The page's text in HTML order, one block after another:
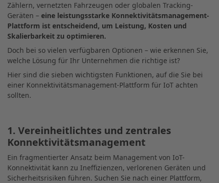
Zählern, vernetzten Fahrzeugen oder globalen Tracking-
Geräten – eine leistungsstarke Konnektivitätsmanagement-
Plattform ist entscheidend, um Leistung, Kosten und
Skalierbarkeit zu optimieren.
Doch bei so vielen verfügbaren Optionen – wie erkennen Sie,
welche Lösung für Ihr Unternehmen die richtige ist?
Hier sind die sieben wichtigsten Funktionen, auf die Sie bei
einer Konnektivitätsmanagement-Plattform für IoT achten
sollten.
1. Vereinheitlichtes und zentrales
Konnektivitätsmanagement
Ein fragmentierter Ansatz beim Management von IoT-
Konnektivität kann zu Ineffizienzen, verlorenen Geräten und
Sicherheitsrisiken führen. Suchen Sie nach einer Plattform,